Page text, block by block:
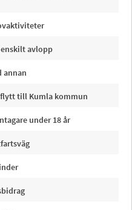
avlopp
annan
till Kumla kommun
under 18 år